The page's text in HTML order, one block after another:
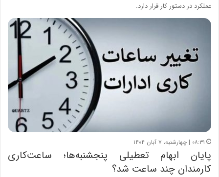
عملکرد در دستور کار قرار دارد.
۰۸:۳۱ | چهارشنبه، ۷ آبان ۱۴۰۴
پایان ابهام تعطیلی پنجشنبه‌ها؛ ساعت‌کاری
کارمندان چند ساعت شد؟